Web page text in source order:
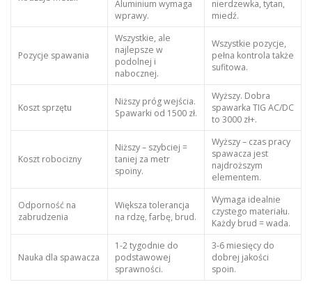
Aluminium wymaga
wprawy.
nierdzewka, tytan,
miedź.
Pozycje spawania
Wszystkie, ale
najlepsze w
podolnej i
nabocznej.
Wszystkie pozycje,
pełna kontrola także
sufitowa.
Koszt sprzętu
Niższy próg wejścia.
Spawarki od 1500 zł.
Wyższy. Dobra
spawarka TIG AC/DC
to 3000 zł+.
Koszt robocizny
Niższy – szybciej =
taniej za metr
spoiny.
Wyższy – czas pracy
spawacza jest
najdroższym
elementem.
Odporność na
zabrudzenia
Większa tolerancja
na rdzę, farbę, brud.
Wymaga idealnie
czystego materiału.
Każdy brud = wada.
Nauka dla spawacza
1-2 tygodnie do
podstawowej
sprawności.
3-6 miesięcy do
dobrej jakości
spoin.